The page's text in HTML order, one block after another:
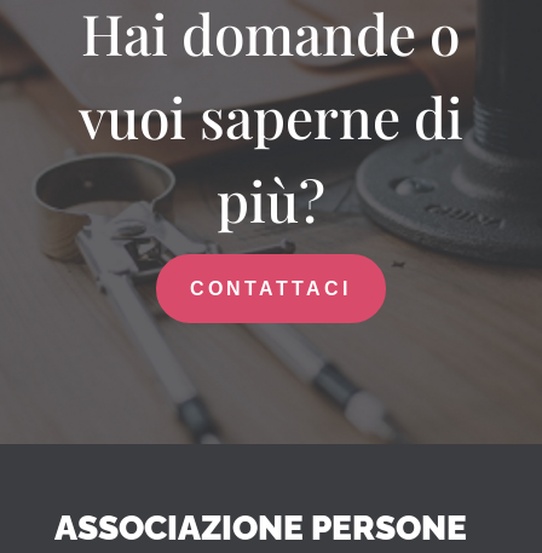
Hai domande o
vuoi saperne di
più?
CONTATTACI
ASSOCIAZIONE PERSONE